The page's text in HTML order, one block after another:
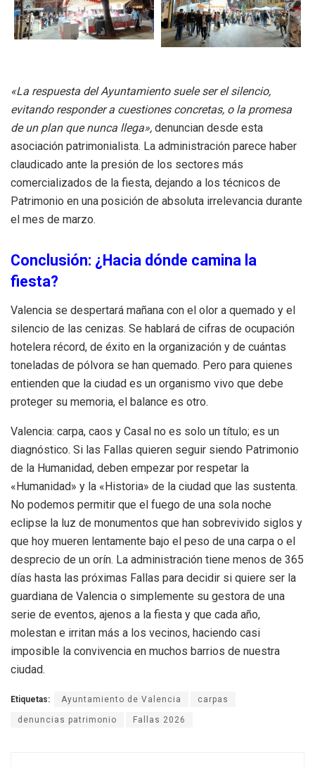
«La respuesta del Ayuntamiento suele ser el silencio,
evitando responder a cuestiones concretas, o la promesa
de un plan que nunca llega», denuncian desde esta
asociación patrimonialista. La administración parece haber
claudicado ante la presión de los sectores más
comercializados de la fiesta, dejando a los técnicos de
Patrimonio en una posición de absoluta irrelevancia durante
el mes de marzo.
Conclusión: ¿Hacia dónde camina la
fiesta?
Valencia se despertará mañana con el olor a quemado y el
silencio de las cenizas. Se hablará de cifras de ocupación
hotelera récord, de éxito en la organización y de cuántas
toneladas de pólvora se han quemado. Pero para quienes
entienden que la ciudad es un organismo vivo que debe
proteger su memoria, el balance es otro.
Valencia: carpa, caos y Casal no es solo un título; es un
diagnóstico. Si las Fallas quieren seguir siendo Patrimonio
de la Humanidad, deben empezar por respetar la
«Humanidad» y la «Historia» de la ciudad que las sustenta.
No podemos permitir que el fuego de una sola noche
eclipse la luz de monumentos que han sobrevivido siglos y
que hoy mueren lentamente bajo el peso de una carpa o el
desprecio de un orín. La administración tiene menos de 365
días hasta las próximas Fallas para decidir si quiere ser la
guardiana de Valencia o simplemente su gestora de una
serie de eventos, ajenos a la fiesta y que cada año,
molestan e irritan más a los vecinos, haciendo casi
imposible la convivencia en muchos barrios de nuestra
ciudad.
Etiquetas: Ayuntamiento de Valencia carpas
denuncias patrimonio Fallas 2026